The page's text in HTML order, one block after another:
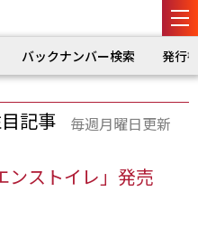
バックナンバー検索 発行
記事 毎週月曜日更新
ンストイレ」発売